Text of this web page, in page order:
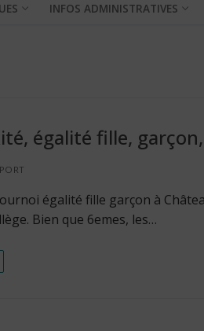
INFOS ADMINISTRATIVES
égalité fille,
égalité fille garçon à
Bien que 6emes, les…